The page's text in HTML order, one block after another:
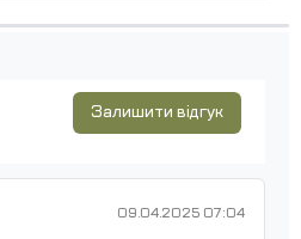
Залишити відгук
09.04.2025 07:04